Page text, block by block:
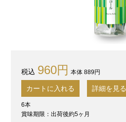
960円 本体 889円
カートに入れる 詳細を見る
6本
賞味期限：出荷後約5ヶ月